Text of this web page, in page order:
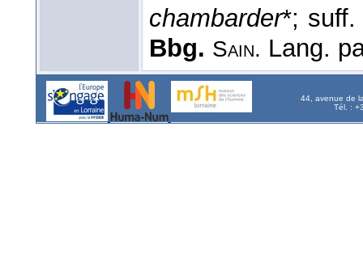
chambarder*;
Bbg. Sain. Lang.
44, avenue de
Tél. :